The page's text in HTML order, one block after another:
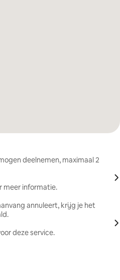
deelnemen, maximaal 2
meer informatie.
annuleert, krijg je het
deze service.